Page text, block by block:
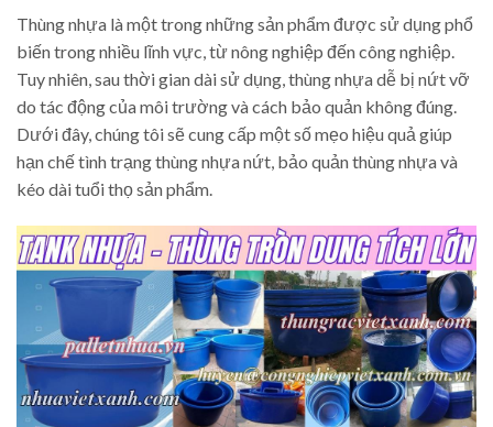
Thùng nhựa là một trong những sản phẩm được sử dụng phổ
biến trong nhiều lĩnh vực, từ nông nghiệp đến công nghiệp.
Tuy nhiên, sau thời gian dài sử dụng, thùng nhựa dễ bị nứt vỡ
do tác động của môi trường và cách bảo quản không đúng.
Dưới đây, chúng tôi sẽ cung cấp một số mẹo hiệu quả giúp
hạn chế tình trạng thùng nhựa nứt, bảo quản thùng nhựa và
kéo dài tuổi thọ sản phẩm.